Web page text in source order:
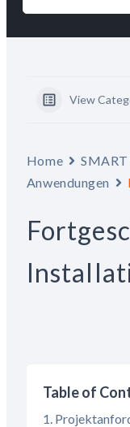
View
Home
Anwendungen
Table of